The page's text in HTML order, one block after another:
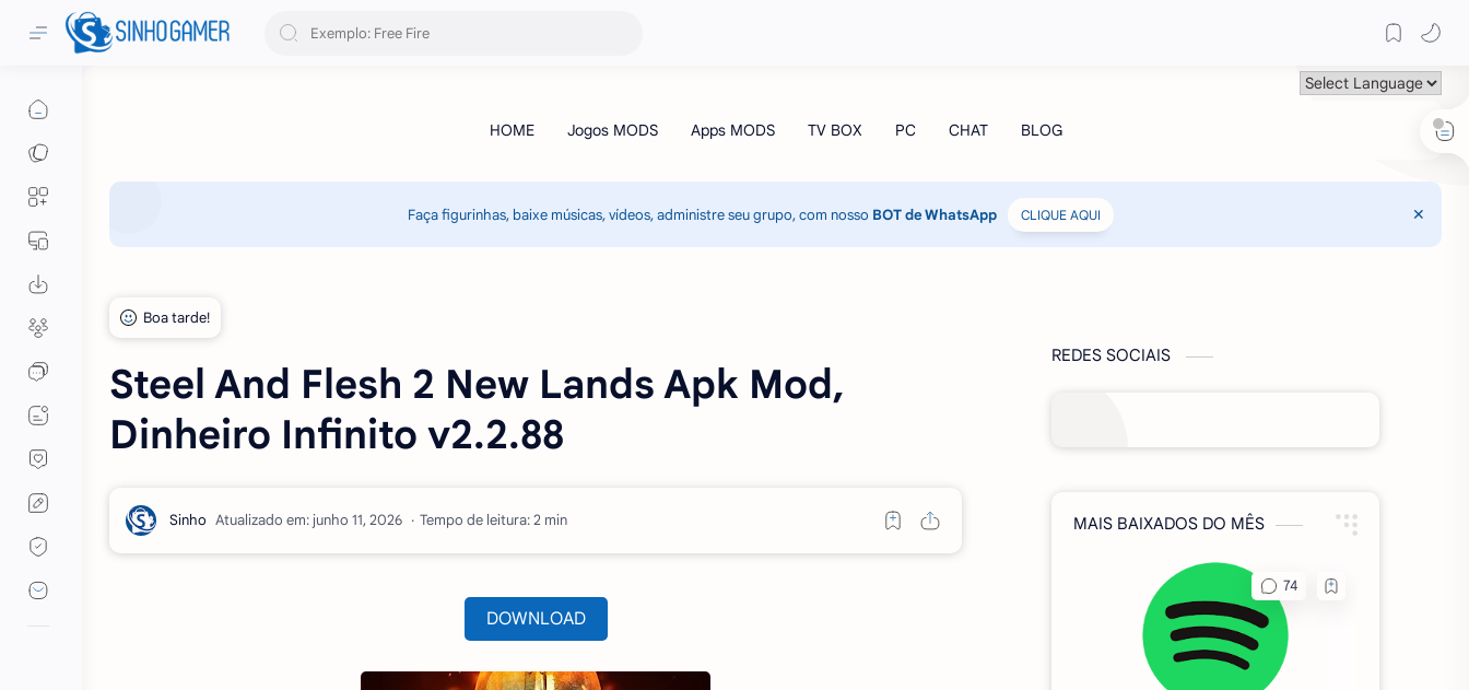
Faça figurinhas, baixe músicas, vídeos, administre seu grupo, com nosso BOT de WhatsApp CLIQUE AQUI
Steel And Flesh 2 New Lands Apk Mod,
Dinheiro Infinito v2.2.88
Atualizado em: Tempo de leitura: 2 min
DOWNLOAD
REDES SOCIAIS
MAIS BAIXADOS DO MÊS